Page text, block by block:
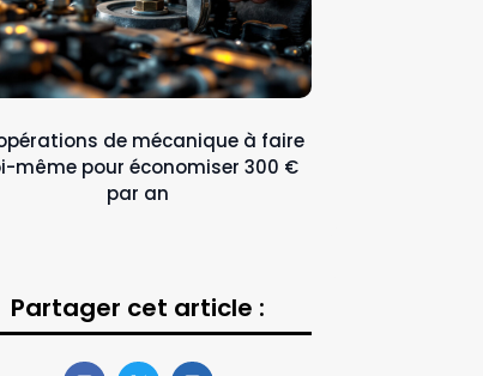
de mécanique à faire
même pour économiser 300 €
par an
Partager cet article :